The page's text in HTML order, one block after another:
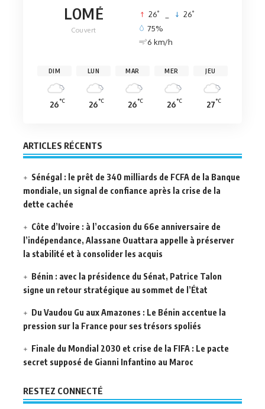
LOMÉ
Couvert
26° 26°
75%
6 km/h
DIM
26°C
LUN
26°C
MAR
26°C
MER
26°C
JEU
27°C
ARTICLES RÉCENTS
Sénégal : le prêt de 340 milliards de FCFA de la Banque
mondiale, un signal de confiance après la crise de la
dette cachée
Côte d’Ivoire : à l’occasion du 66e anniversaire de
l’indépendance, Alassane Ouattara appelle à préserver
la stabilité et à consolider les acquis
Bénin : avec la présidence du Sénat, Patrice Talon
signe un retour stratégique au sommet de l’État
Du Vaudou Gu aux Amazones : Le Bénin accentue la
pression sur la France pour ses trésors spoliés
Finale du Mondial 2030 et crise de la FIFA : Le pacte
secret supposé de Gianni Infantino au Maroc
RESTEZ CONNECTÉ